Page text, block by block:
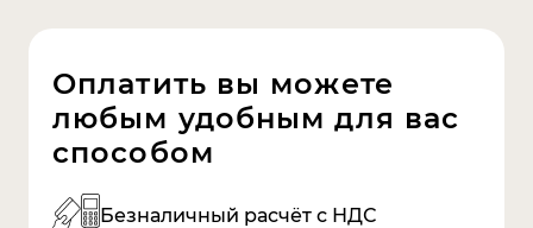
Оплатить вы можете
любым удобным для вас
способом
Безналичный расчёт с НДС